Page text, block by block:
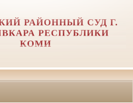
РАЙОННЫЙ СУД Г.
РЕСПУБЛИКИ
КОМИ